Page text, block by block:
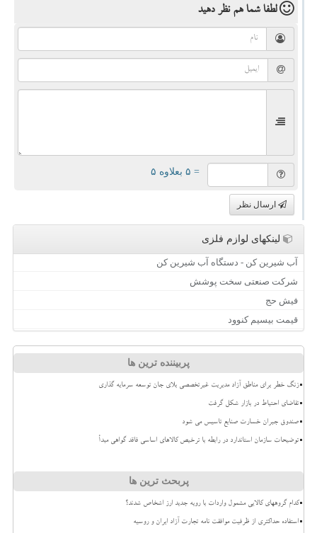
لطفا شما همنظر دهید
= ۵ بعلاوه ۵
ارسال نظر
لینکهای لوازم فلزی
آب شیرین کن - دستگاه آب شیرین کن
شرکت صنعتی سخت پوشش
فیش حج
قیمت بیسیم کنوود
پربیننده ترین ها
زنگ خطر برای مناطق آزاد مدیریت غیرتخصصی بلای جان توسعه سرمایه گذاری
تقاضای احتیاط در بازار شکل گرفت
صندوق جبران خسارت صنایع تاسیس می شود
توضیحات سازمان استاندارد در رابطه با ترخیص کالاهای اساسی فاقد گواهی مبدأ
پربحث ترین ها
کدام گروههای کالایی مشمول واردات با رویه جدید ارز اشخاص شدند؟
استفاده حداکثری از ظرفیت موافقت نامه تجارت آزاد ایران و روسیه